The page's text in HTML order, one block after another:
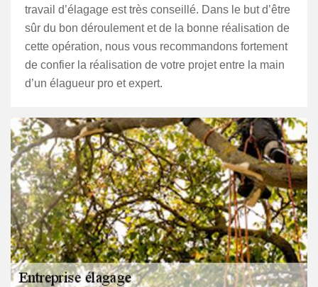
travail d’élagage est très conseillé. Dans le but d’être
sûr du bon déroulement et de la bonne réalisation de
cette opération, nous vous recommandons fortement
de confier la réalisation de votre projet entre la main
d’un élagueur pro et expert.